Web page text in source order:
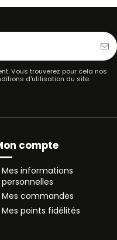
Vous trouverez pour cela nos
d'utilisation du site.
compte
Mes informations
personnelles
Mes commandes
Mes points fidélités